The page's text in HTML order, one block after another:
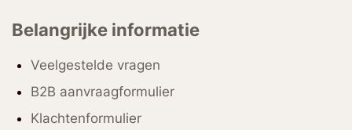
Belangrijke informatie
Veelgestelde vragen
B2B aanvraagformulier
Klachtenformulier